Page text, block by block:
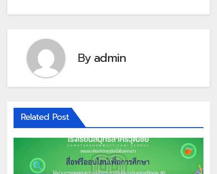
Byadmin
Related Post